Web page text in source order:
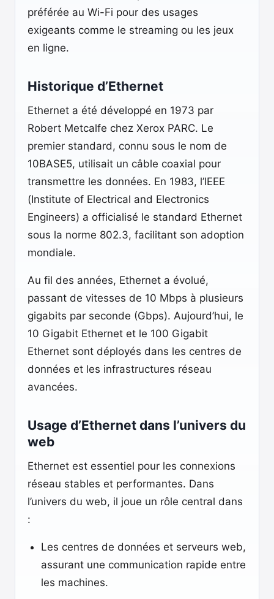
préférée au Wi-Fi pour des usages
exigeants comme le streaming ou les jeux
en ligne.
Historique d’Ethernet
Ethernet a été développé en 1973 par
Robert Metcalfe chez Xerox PARC. Le
premier standard, connu sous le nom de
10BASE5, utilisait un câble coaxial pour
transmettre les données. En 1983, l’IEEE
(Institute of Electrical and Electronics
Engineers) a officialisé le standard Ethernet
sous la norme 802.3, facilitant son adoption
mondiale.
Au fil des années, Ethernet a évolué,
passant de vitesses de 10 Mbps à plusieurs
gigabits par seconde (Gbps). Aujourd’hui, le
10 Gigabit Ethernet et le 100 Gigabit
Ethernet sont déployés dans les centres de
données et les infrastructures réseau
avancées.
Usage d’Ethernet dans l’univers du
web
Ethernet est essentiel pour les connexions
réseau stables et performantes. Dans
l’univers du web, il joue un rôle central dans
:
Les centres de données et serveurs web,
assurant une communication rapide entre
les machines.